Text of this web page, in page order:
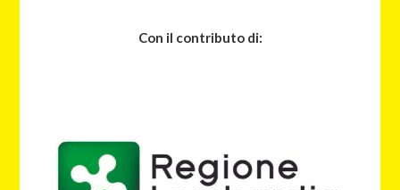
Con il contributo di: